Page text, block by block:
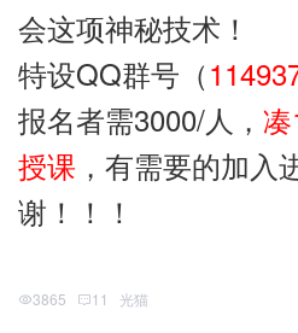
会这项神秘技术！
特设QQ群号（
报名者需3000/人，
授课 ，有需要的加入
谢！！！
3865 11 光猫